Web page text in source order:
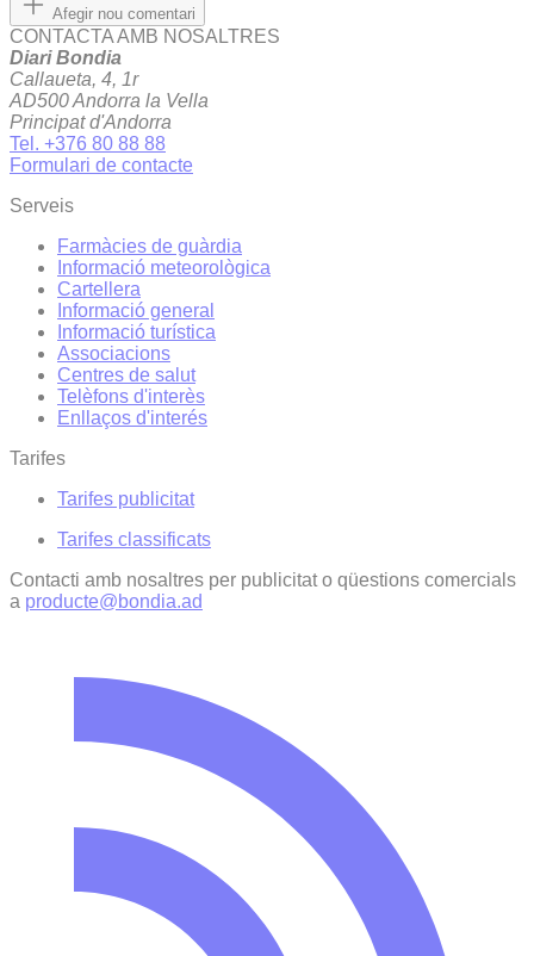
Afegir nou comentari
CONTACTA AMB NOSALTRES
Diari Bondia
Callaueta, 4, 1r
AD500 Andorra la Vella
Principat d'Andorra
Tel. +376 80 88 88
Formulari de contacte
Serveis
Farmàcies de guàrdia
Informació meteorològica
Cartellera
Informació general
Informació turística
Associacions
Centres de salut
Telèfons d'interès
Enllaços d'interés
Tarifes
Tarifes publicitat
Tarifes classificats
Contacti amb nosaltres per publicitat o qüestions comercials
a producte@bondia.ad